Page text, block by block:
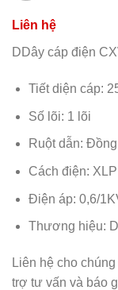
DDây cáp điện
Tiết diện cáp:
Số lõi: 1 lõi
Ruột dẫn: Đồng
Cách điện:
Điện áp: 0,6/
Thương hiệu:
Liên hệ cho
trợ tư vấn và báo